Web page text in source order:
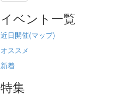
イベント一覧
近日開催(マップ)
オススメ
新着
特集